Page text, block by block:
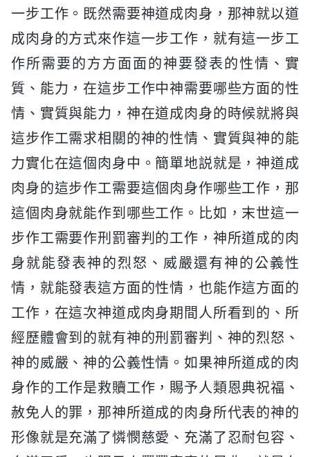
一步工作。既然需要神道成肉身，那神就以道
成肉身的方式來作這一步工作，就有這一步工
作所需要的方方面面的神要發表的性情、實
質、能力，在這步工作中神需要哪些方面的性
情、實質與能力，神在道成肉身的時候就將與
這步作工需求相關的神的性情、實質與神的能
力實化在這個肉身中。簡單地説就是，神道成
肉身的這步作工需要這個肉身作哪些工作，那
這個肉身就能作到哪些工作。比如，末世這一
步作工需要作刑罰審判的工作，神所道成的肉
身就能發表神的烈怒、威嚴還有神的公義性
情，就能發表這方面的性情，也能作這方面的
工作，在這次神道成肉身期間人所看到的、所
經歷體會到的就有神的刑罰審判、神的烈怒、
神的威嚴、神的公義性情。如果神所道成的肉
身作的工作是救贖工作，賜予人類恩典祝福、
赦免人的罪，那神所道成的肉身所代表的神的
形像就是充滿了憐憫慈愛、充滿了忍耐包容、